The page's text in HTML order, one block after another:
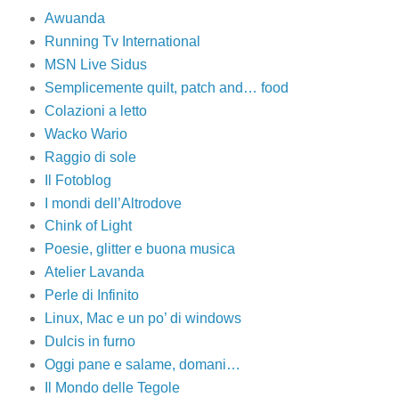
Awuanda
Running Tv International
MSN Live Sidus
Semplicemente quilt, patch and… food
Colazioni a letto
Wacko Wario
Raggio di sole
Il Fotoblog
I mondi dell’Altrodove
Chink of Light
Poesie, glitter e buona musica
Atelier Lavanda
Perle di Infinito
Linux, Mac e un po’ di windows
Dulcis in furno
Oggi pane e salame, domani…
Il Mondo delle Tegole